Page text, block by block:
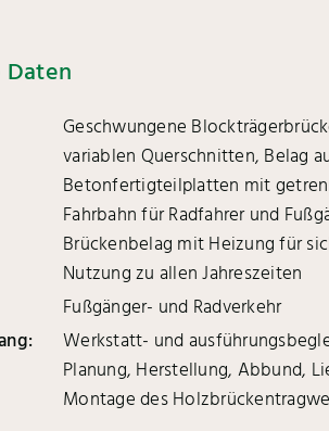
Daten
Geschwungene
variablen Querschnitten, Belag
Betonfertigteilplatten mit
Fahrbahn für Radfahrer und
Brückenbelag mit Heizung für
Nutzung zu allen Jahreszeiten
Fußgänger- und Radverkehr
Werkstatt- und
Planung, Herstellung, Abbund,
Montage des